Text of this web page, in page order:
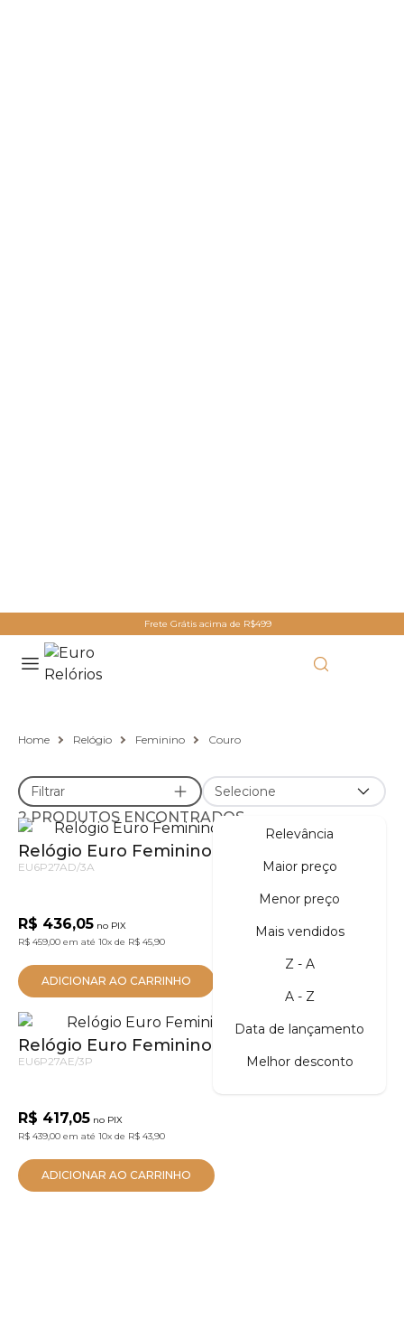
Frete Grátis acima de R$499
Home Relógio Feminino Couro
Filtrar Selecione
Relevância
Maior preço
Menor preço
Mais vendidos
Z - A
A - Z
Data de lançamento
Melhor desconto
2 PRODUTOS ENCONTRADOS
Relógio Euro Feminino Multiglow Dourado
EU6P27AD/3A
R$ 436,05 no PIX
R$ 459,00 em até 10x de R$ 45,90
ADICIONAR AO CARRINHO
Relógio Euro Feminino Multiglow Prata
EU6P27AE/3P
R$ 417,05 no PIX
R$ 439,00 em até 10x de R$ 43,90
ADICIONAR AO CARRINHO